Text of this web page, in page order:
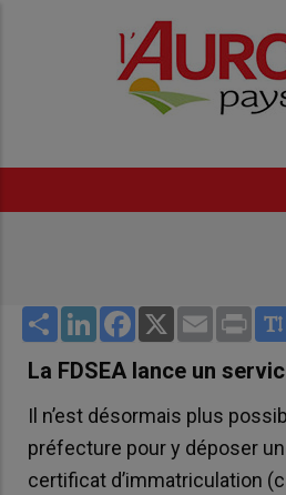
Share LinkedInFacebook
X Email Print
La FDSEA lance un
Il n’est désormais plus
préfecture pour y déposer
certificat d’immatriculation